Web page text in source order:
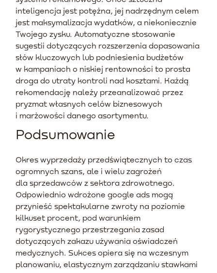
inteligencja jest potężna, jej nadrzędnym celem
jest maksymalizacja wydatków, a niekoniecznie
Twojego zysku. Automatyczne stosowanie
sugestii dotyczących rozszerzenia dopasowania
słów kluczowych lub podniesienia budżetów
w kampaniach o niskiej rentowności to prosta
droga do utraty kontroli nad kosztami. Każdą
rekomendację należy przeanalizować przez
pryzmat własnych celów biznesowych
i marżowości danego asortymentu.
Podsumowanie
Okres wyprzedaży przedświątecznych to czas
ogromnych szans, ale i wielu zagrożeń
dla sprzedawców z sektora zdrowotnego.
Odpowiednio wdrożone google ads mogą
przynieść spektakularne zwroty na poziomie
kilkuset procent, pod warunkiem
rygorystycznego przestrzegania zasad
dotyczących zakazu używania oświadczeń
medycznych. Sukces opiera się na wczesnym
planowaniu, elastycznym zarządzaniu stawkami